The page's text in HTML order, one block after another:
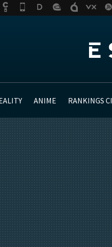
ANIME RANKINGS